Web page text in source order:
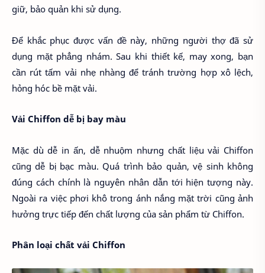
giữ, bảo quản khi sử dụng.
Để khắc phục được vấn đề này, những người thợ đã sử
dụng mặt phẳng nhám. Sau khi thiết kế, may xong, bạn
cần rút tấm vải nhẹ nhàng để tránh trường hợp xô lệch,
hỏng hóc bề mặt vải.
Vải Chiffon dễ bị bay màu
Mặc dù dễ in ấn, dễ nhuộm nhưng chất liệu vải Chiffon
cũng dễ bị bạc màu. Quá trình bảo quản, vệ sinh không
đúng cách chính là nguyên nhân dẫn tới hiện tượng này.
Ngoài ra việc phơi khô trong ánh nắng mặt trời cũng ảnh
hưởng trực tiếp đến chất lượng của sản phẩm từ Chiffon.
Phân loại chất vải Chiffon